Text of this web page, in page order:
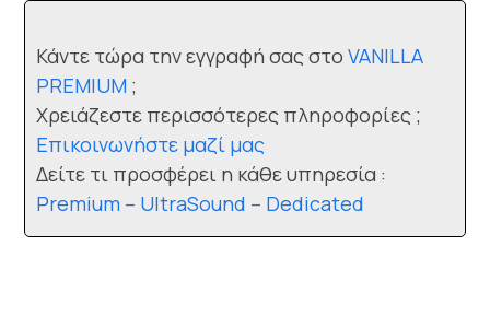
Κάντε τώρα την εγγραφή σας στοVANILLA
PREMIUM ;
Χρειάζεστε περισσότερες πληροφορίες ;
Επικοινωνήστε μαζί μας
Δείτε τι προσφέρει η κάθε υπηρεσία :
Premium – UltraSound – Dedicated